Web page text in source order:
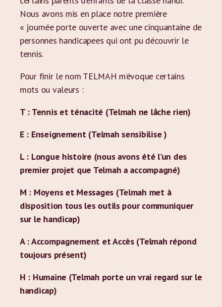
Nous avons mis en place notre première
« journée porte ouverte avec une cinquantaine de
personnes handicapees qui ont pu découvrir le
tennis.
Pour finir le nom TELMAH m’évoque certains
mots ou valeurs :
T : Tennis et ténacité (Telmah ne lâche rien)
E : Enseignement (Telmah sensibilise )
L : Longue histoire (nous avons été l’un des
premier projet que Telmah a accompagné)
M : Moyens et Messages (Telmah met à
disposition tous les outils pour communiquer
sur le handicap)
A : Accompagnement et Accès (Telmah répond
toujours présent)
H : Humaine (Telmah porte un vrai regard sur le
handicap)